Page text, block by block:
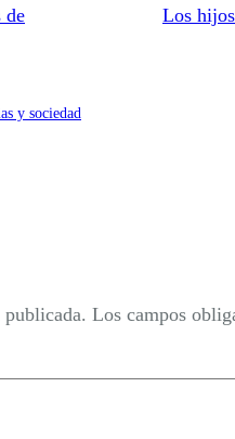
de
Los
y sociedad
Los campos